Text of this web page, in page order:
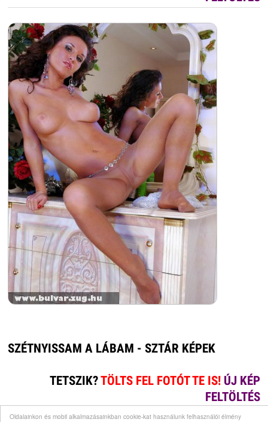
Oldalainkon és mobil alkalmazásainkban cookie-kat használunk felhasználói élmény
SZÉTNYISSAM A LÁBAM - SZTÁR KÉPEK
TETSZIK?TÖLTS FEL FOTÓT TE IS! ÚJ KÉP
FELTÖLTÉS